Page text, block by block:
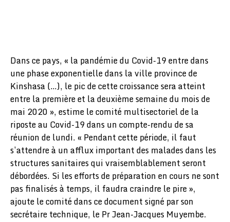
Dans ce pays, « la pandémie du Covid-19 entre dans
une phase exponentielle dans la ville province de
Kinshasa (…), le pic de cette croissance sera atteint
entre la première et la deuxième semaine du mois de
mai 2020 », estime le comité multisectoriel de la
riposte au Covid-19 dans un compte-rendu de sa
réunion de lundi. « Pendant cette période, il faut
s’attendre à un afflux important des malades dans les
structures sanitaires qui vraisemblablement seront
débordées. Si les efforts de préparation en cours ne sont
pas finalisés à temps, il faudra craindre le pire »,
ajoute le comité dans ce document signé par son
secrétaire technique, le Pr Jean-Jacques Muyembe.